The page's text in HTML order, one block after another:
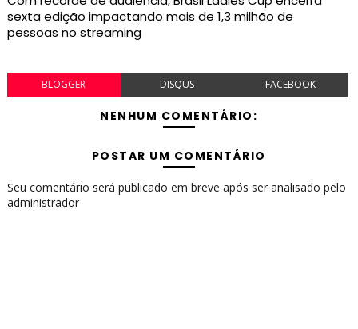
sexta edição impactando mais de 1,3 milhão de
pessoas no streaming
BLOGGER DISQUS FACEBOOK
NENHUM COMENTÁRIO:
POSTAR UM COMENTÁRIO
Seu comentário será publicado em breve após ser analisado pelo
administrador